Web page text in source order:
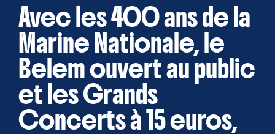
Avec les 400 ans de la
Marine Nationale, le
Belem ouvert au public
et les Grands
Concerts à15 euros,